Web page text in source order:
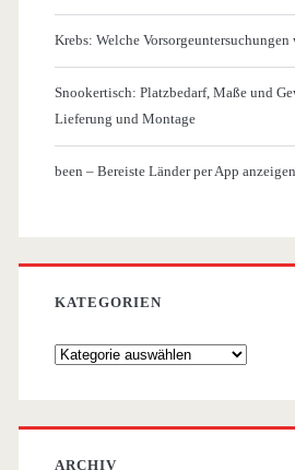
Krebs: Welche Vorsorgeuntersuchungen
Snookertisch: Platzbedarf, Maße und
Lieferung und Montage
been – Bereiste Länder per App
KATEGORIEN
Kategorien
ARCHIV